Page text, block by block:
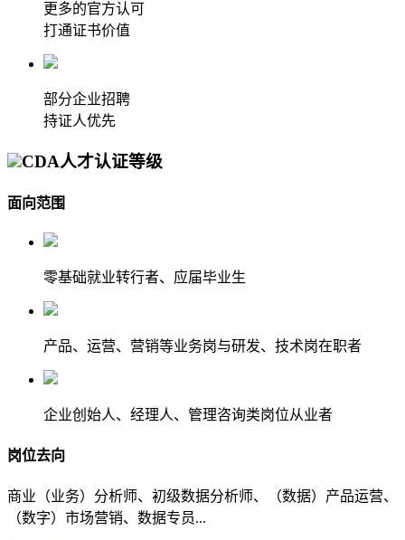
更多的官方认可
打通证书价值
部分企业招聘
持证人优先
CDA人才认证等级
面向范围
零基础就业转行者、应届毕业生
产品、运营、营销等业务岗与研发、技术岗在职者
企业创始人、经理人、管理咨询类岗位从业者
岗位去向
商业（业务）分析师、初级数据分析师、（数据）产品运营、
（数字）市场营销、数据专员...